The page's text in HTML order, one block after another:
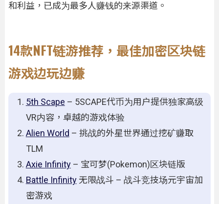
和利益，已成为最多人赚钱的来源渠道。
14款NFT链游推荐，最佳加密区块链
游戏边玩边赚
5th Scape – 5SCAPE代币为用户提供独家高级
VR内容，卓越的游戏体验
Alien World – 挑战的外星世界通过挖矿赚取
TLM
Axie Infinity– 宝可梦(Pokemon)区块链版
Battle Infinity无限战斗 – 战斗竞技场元宇宙加
密游戏